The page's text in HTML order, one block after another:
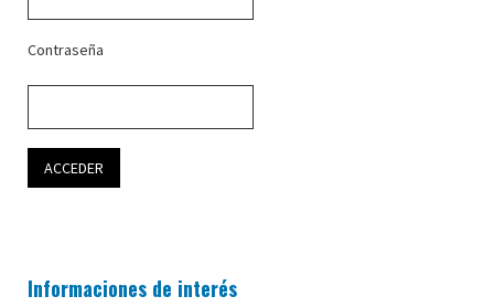
Contraseña
Informaciones de interés